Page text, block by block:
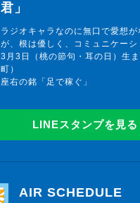
君」
ラジオキャラなのに無口で愛想
が、根は優しく、コミュニケーシ
3月3日（桃の節句・耳の日）生
町）
座右の銘「足で稼ぐ」
LINEスタンプを見る
AIR SCHEDULE